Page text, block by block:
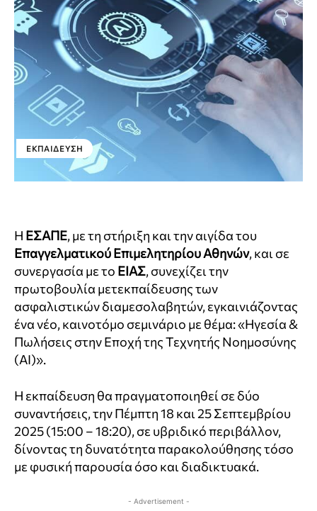
ΕΚΠΑΊΔΕΥΣΗ
Η ΕΣΑΠΕ, με τη στήριξη και την αιγίδα του
Επαγγελματικού Επιμελητηρίου Αθηνών, και σε
συνεργασία με το ΕΙΑΣ, συνεχίζει την
πρωτοβουλία μετεκπαίδευσης των
ασφαλιστικών διαμεσολαβητών, εγκαινιάζοντας
ένα νέο, καινοτόμο σεμινάριο με θέμα: «Ηγεσία &
Πωλήσεις στην Εποχή της Τεχνητής Νοημοσύνης
(AI)».
Η εκπαίδευση θα πραγματοποιηθεί σε δύο
συναντήσεις, την Πέμπτη 18 και 25 Σεπτεμβρίου
2025 (15:00 – 18:20), σε υβριδικό περιβάλλον,
δίνοντας τη δυνατότητα παρακολούθησης τόσο
με φυσική παρουσία όσο και διαδικτυακά.
- Advertisement -